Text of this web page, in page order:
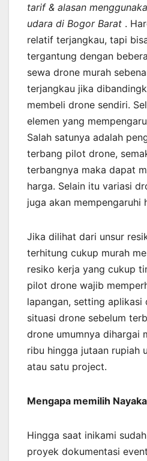
tarif & alasan
udara di Bogor Barat .
relatif terjangkau, tapi
tergantung dengan
sewa drone murah
terjangkau jika
membeli drone sendiri.
elemen yang
Salah satunya adalah
terbang pilot drone,
terbangnya maka dapat
harga. Selain itu variasi
juga akan mempengaruhi
Jika dilihat dari unsur
terhitung cukup murah
resiko kerja yang cukup
pilot drone wajib
lapangan, setting aplikasi
situasi drone sebelum
drone umumnya dihargai
ribu hingga jutaan rupiah
atau satu project.
Mengapa memilih
Hingga saat inikami
proyek dokumentasi